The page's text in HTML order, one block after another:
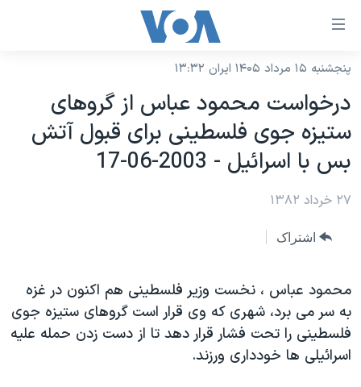
لینکهای
دسترسی
جهش
محتوای
اصلی
صفحه
به
جستجو
نسخه سبک وب‌سایت
موضوع ها
ایران
آمریکا
جهان
گزیده‌ها
ویژه برنامه‌ها
ویدیوها
برنامه های تلویزیونی
جدول برنامه ها
صفحه‌های ویژه
عملیات خشم حماسی
۲۵۰سالگی آمریکا
بایگانی برنامه‌های تلویزیونی
پخش رادیویی
یادگیری زبان انگلیسی
پنجشنبه ۱۵ مرداد ۱۴۰۵ ایران ۱۳:۳۲
درخواست محمود عباس از گروهای
ستيزه جوی فلسطينی برای قبول آتش
بس با اسرائيل - 2003-06-17
۲۷ خرداد ۱۳۸۲
اشتراک
محمود عباس ، نخست وزير فلسطينی هم اکنون در غزه
به سر می برد، شهری که وی قرار است گروهای ستيزه جوی
فلسطينی را تحت فشار قرار دهد تا از دست زدن حمله عليه
اسرائيلی ها خودداری ورزند.